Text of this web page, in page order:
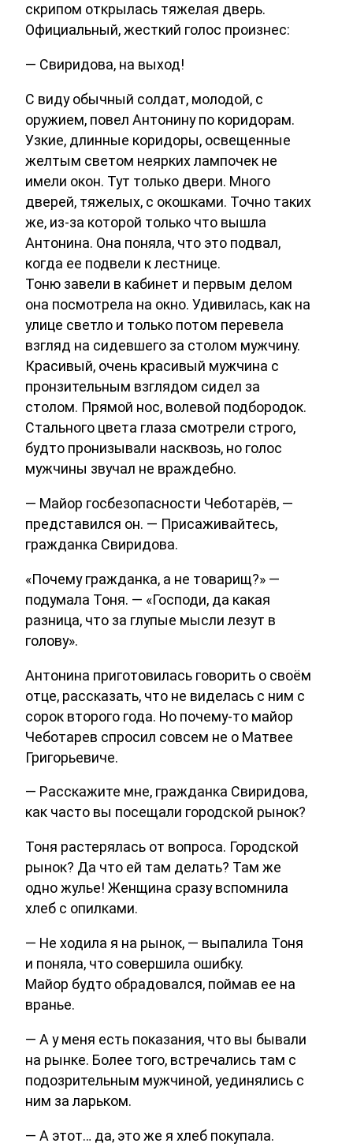
скрипом открылась тяжелая дверь.
Официальный, жесткий голос произнес:
— Свиридова, на выход!
С виду обычный солдат, молодой, с
оружием, повел Антонину по коридорам.
Узкие, длинные коридоры, освещенные
желтым светом неярких лампочек не
имели окон. Тут только двери. Много
дверей, тяжелых, с окошками. Точно таких
же, из-за которой только что вышла
Антонина. Она поняла, что это подвал,
когда ее подвели к лестнице.
Тоню завели в кабинет и первым делом
она посмотрела на окно. Удивилась, как на
улице светло и только потом перевела
взгляд на сидевшего за столом мужчину.
Красивый, очень красивый мужчина с
пронзительным взглядом сидел за
столом. Прямой нос, волевой подбородок.
Стального цвета глаза смотрели строго,
будто пронизывали насквозь, но голос
мужчины звучал не враждебно.
— Майор госбезопасности Чеботарёв, —
представился он. — Присаживайтесь,
гражданка Свиридова.
«Почему гражданка, а не товарищ?» —
подумала Тоня. — «Господи, да какая
разница, что за глупые мысли лезут в
голову».
Антонина приготовилась говорить о своём
отце, рассказать, что не виделась с ним с
сорок второго года. Но почему-то майор
Чеботарев спросил совсем не о Матвее
Григорьевиче.
— Расскажите мне, гражданка Свиридова,
как часто вы посещали городской рынок?
Тоня растерялась от вопроса. Городской
рынок? Да что ей там делать? Там же
одно жулье! Женщина сразу вспомнила
хлеб с опилками.
— Не ходила я на рынок, — выпалила Тоня
и поняла, что совершила ошибку.
Майор будто обрадовался, поймав ее на
вранье.
— А у меня есть показания, что вы бывали
на рынке. Более того, встречались там с
подозрительным мужчиной, уединялись с
ним за ларьком.
— А этот… да, это же я хлеб покупала.